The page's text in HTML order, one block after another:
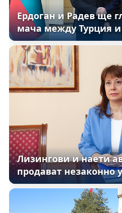
Ердоган и Радев ще
мача между Турция и
Лизингови и наети
продават незаконно